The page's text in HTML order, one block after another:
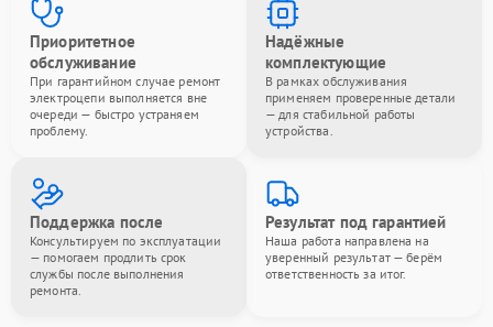
Приоритетное
обслуживание
При гарантийном случае ремонт
электроцепи выполняется вне
очереди — быстро устраняем
проблему.
Надёжные
комплектующие
В рамках обслуживания
применяем проверенные детали
— для стабильной работы
устройства.
Поддержка после
Консультируем по эксплуатации
— помогаем продлить срок
службы после выполнения
ремонта.
Результат под гарантией
Наша работа направлена на
уверенный результат — берём
ответственность за итог.